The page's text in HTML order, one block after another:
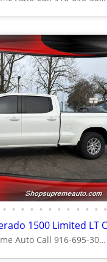
• • • • • • • • • • • •
Supreme Auto Call 916-695-3086 fair oaks